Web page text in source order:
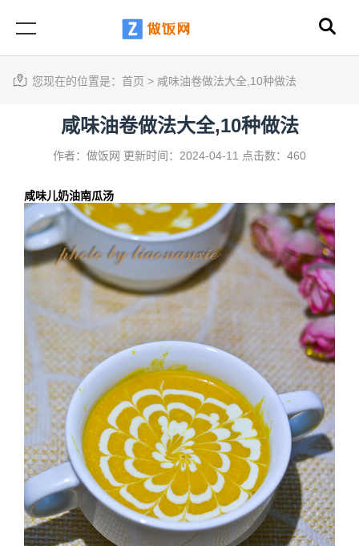
您现在的位置是： 首页 > 咸味油卷做法大全,10种做法
咸味油卷做法大全,10种做法
作者：做饭网 更新时间：2024-04-11 点击数：460
咸味儿奶油南瓜汤